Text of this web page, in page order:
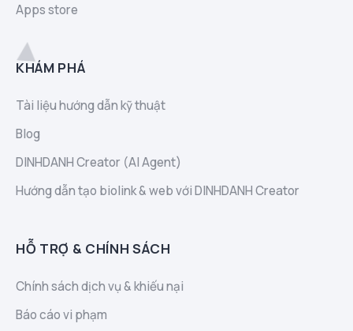
Apps store
KHÁM PHÁ
Tài liệu hướng dẫn kỹ thuật
Blog
DINHDANH Creator (AI Agent)
Hướng dẫn tạo biolink & web với DINHDANH Creator
HỖ TRỢ & CHÍNH SÁCH
Chính sách dịch vụ & khiếu nại
Báo cáo vi phạm